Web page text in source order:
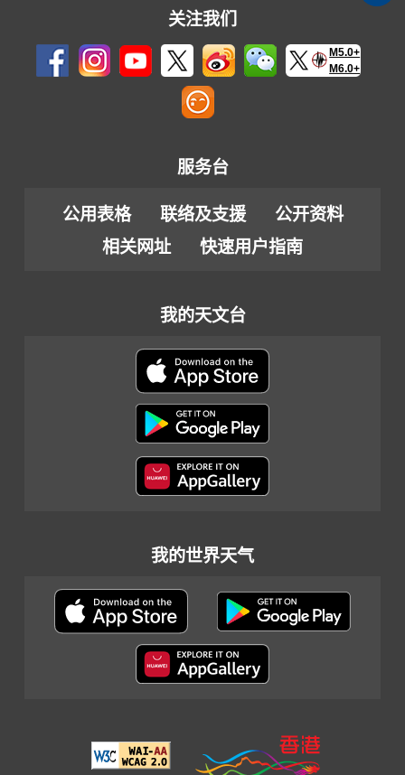
关注我们
M5.0+
M6.0+
服务台
公用表格 联络及支援
公开资料
相关网址
快速用户指南
我的天文台
我的世界天气